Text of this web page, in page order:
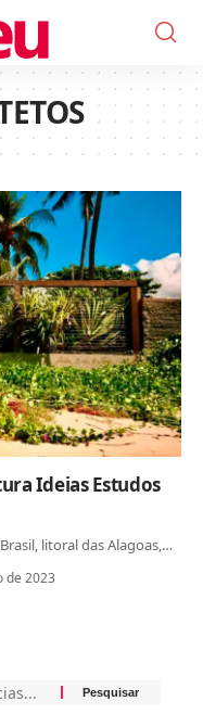
Ideias Estudos
litoral das Alagoas,…
de 2023